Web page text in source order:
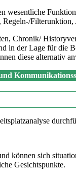
Chronik/
der Lage für die
diese alternativ
können sich
Gesichtspunkte.